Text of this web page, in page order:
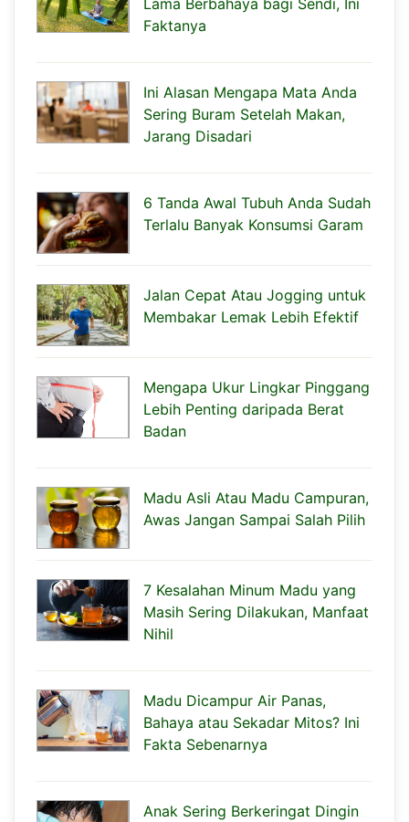
Faktanya
Ini Alasan Mengapa Mata Anda
Sering Buram Setelah Makan,
Jarang Disadari
6 Tanda Awal Tubuh Anda Sudah
Terlalu Banyak Konsumsi Garam
Jalan Cepat Atau Jogging untuk
Membakar Lemak Lebih Efektif
Mengapa Ukur Lingkar Pinggang
Lebih Penting daripada Berat
Badan
Madu Asli Atau Madu Campuran,
Awas Jangan Sampai Salah Pilih
7 Kesalahan Minum Madu yang
Masih Sering Dilakukan, Manfaat
Nihil
Madu Dicampur Air Panas,
Bahaya atau Sekadar Mitos? Ini
Fakta Sebenarnya
Anak Sering Berkeringat Dingin